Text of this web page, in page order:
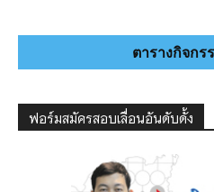
ตารางกิจก
ฟอร์มสมัครสอบเลื่อนอันดับดั้ง